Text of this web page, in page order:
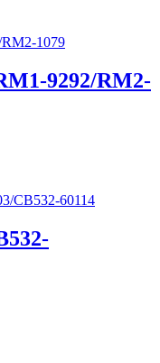
9292/RM2-